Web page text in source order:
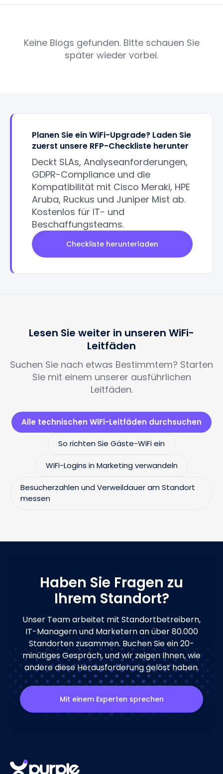
Keine Blogs gefunden. Bitte schauen Sie
später wieder vorbei.
Planen Sie ein WiFi-Upgrade? Laden Sie
zuerst unsere RFP-Checkliste herunter
Deckt SLAs, Analyseanforderungen,
GDPR-Compliance und die
Kompatibilität mit Cisco Meraki, HPE
Aruba, Ruckus und Juniper Mist ab.
Kostenlos für IT- und
Beschaffungsteams.
Checkliste herunterladen
Lesen Sie weiter in unseren WiFi-
Leitfäden
Suchen Sie nach etwas Bestimmtem? Starten
Sie mit einem unserer ausführlichen
Leitfäden.
Alle technischen WiFi-Leitfäden durchsuchen
So richten Sie Gäste-WiFi ein
WiFi-Logins in Marketing verwandeln
Besucherzahlen und Verweildauer am Standort
messen
Haben Sie Fragen zu
Ihrem Standort?
Unser Team arbeitet mit Standortbetreibern,
IT-Managern und Marketern an über 80.000
Standorten zusammen. Buchen Sie ein 20-
minütiges Gespräch, und wir zeigen Ihnen, wie
andere diese Herausforderung gelöst haben.
Mit einem Experten sprechen